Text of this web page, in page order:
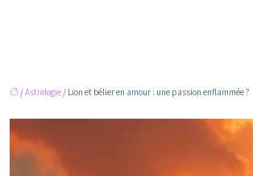
/Astrologie/ Lion et bélier en amour : une passion enflammée ?